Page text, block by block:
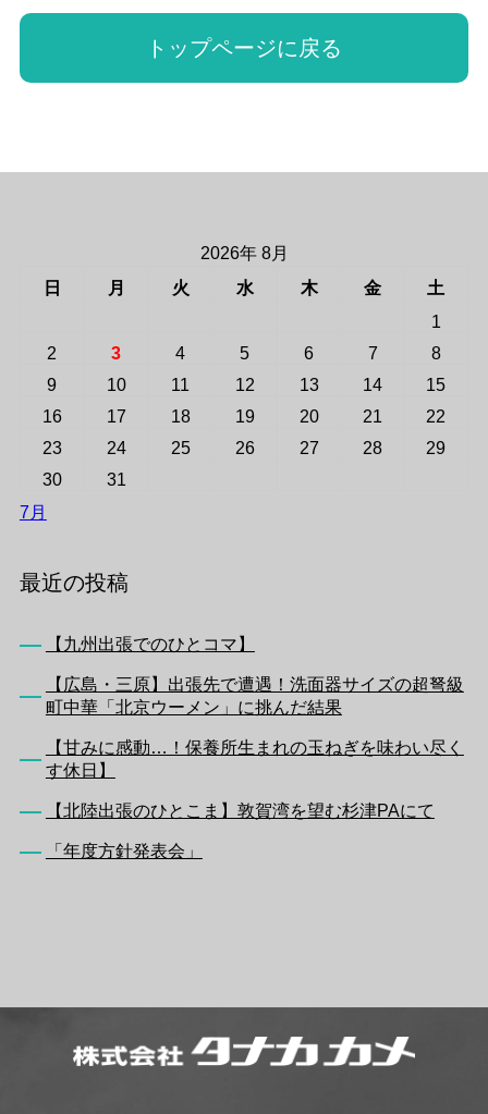
トップページに戻る
2026年 8月
日
月 火 水 木 金
土
1
2
3 4 5 6 7
8
9
10 11 12 13 14
15
16
17 18 19 20 21
22
23
24 25 26 27 28
29
30
31
7月
最近の投稿
【九州出張でのひとコマ】
【広島・三原】出張先で遭遇！洗面器サイズの超弩級
町中華「北京ウーメン」に挑んだ結果
【甘みに感動…！保養所生まれの玉ねぎを味わい尽く
す休日】
【北陸出張のひとこま】敦賀湾を望む杉津PAにて
「年度方針発表会」